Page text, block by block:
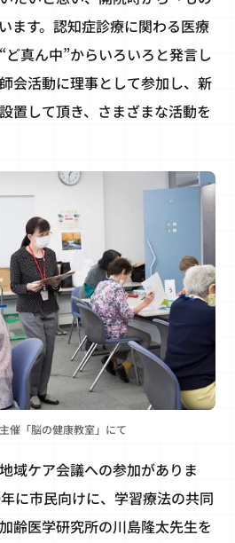
ます。認知症診療に関わる医療
真ん中”からいろいろと発言し
会活動に理事として参加し、新
置して頂き、さまざまな活動を
催「脳の健康教室」にて
域ケア会議への参加がありま
に市民向けに、学習療法の共同
齢医学研究所の川島隆太先生を